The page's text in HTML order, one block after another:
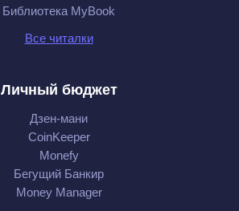
Библиотека MyBook
Все читалки
Личный бюджет
Дзен-мани
CoinKeeper
Monefy
Бегущий Банкир
Money Manager